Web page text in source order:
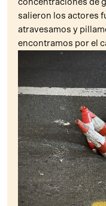
concentraciones de
salieron los actores
atravesamos y
encontramos por el